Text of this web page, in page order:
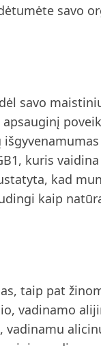
savo
savo
kuris
kad
kaip
taip pat
vadinamo